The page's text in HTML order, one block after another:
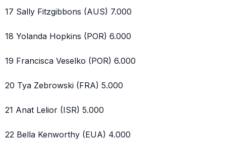
17 Sally Fitzgibbons (AUS) 7.000
18 Yolanda Hopkins (POR) 6.000
19 Francisca Veselko (POR) 6.000
20 Tya Zebrowski (FRA) 5.000
21 Anat Lelior (ISR) 5.000
22 Bella Kenworthy (EUA) 4.000